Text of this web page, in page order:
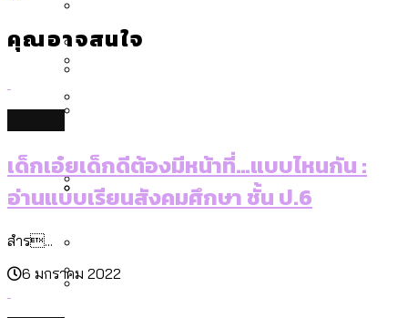
สมุดจดการบ้าน ส.ก. 2569 : แต่ละเขตมี
Vote62 ขอบคุณประชาชนที่ร่วม
สังเกตการณ์การเลือกตั้งชวนคุยกันถึงบท
เรียนที่เราได้รับจากเลือกตั้ง กรุงเทพฯ –
งบระบายน้ำ-ป้องกันน้ำท่วม 4 ปี (2566-
Bangkok Index 2025
กรุงเทพฯ เมืองสังคมผู้สูงอายุ [ข้อมูลดิบ]
คนตายมากกว่าคนเกิด 18 เขตเป็นสังคมผู้
สูงอายุระดับสุดยอด
Bangkok Index 2025 : อันดับความน่าอยู่
คุณอาจสนใจ
เด็กเอ๋ยเด็กดีต้องมีหน้าที่…แบบไหนกัน :
อ่านแบบเรียนสังคมศึกษา ชั้น ป.6
สำร...
6 มกราคม 2022